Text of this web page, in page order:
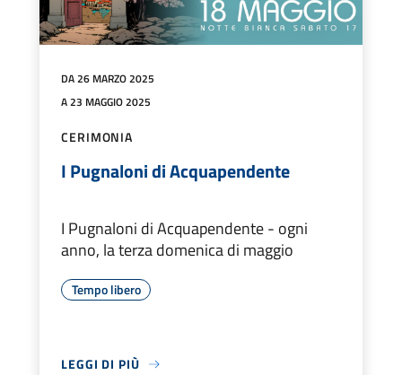
DA 26 MARZO 2025
A 23 MAGGIO 2025
CERIMONIA
I Pugnaloni di Acquapendente
I Pugnaloni di Acquapendente - ogni
anno, la terza domenica di maggio
Tempo libero
LEGGI DI PIÙ